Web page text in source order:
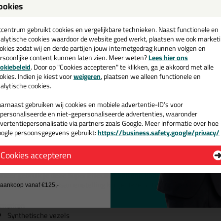
PRO Classic Allround
Classic Allround radiatorkwast van ANZA PRO is een ideale
een goede verfopnname en daardoor bereik je ook
extra lang handvat, wat er voor zorgt dat je eenvoudiger moeilijk
gebruik je deze Super Effective Softgrip Radiatorkwast?
de optimale vezelsamenstelling kun je deze radiatorkwast
Synthetische vezels
gebruikt cookies en vergelijkbare technieken. Naast functionele en
cookies waardoor de website goed werkt, plaatsen we ook
zodat wij en derde partijen jouw internetgedrag kunnen volgen en
content kunnen laten zien. Meer weten?Lees hier ons
. Door op "Cookies accepteren" te klikken, ga je akkoord met alle
Indien je kiest voorweigeren, plaatsen we alleen functionele en
cookies.
gebruiken wij cookies en mobiele advertentie-ID’s voor
en niet-gepersonaliseerde advertenties, waaronder
via partners zoals Google. Meer informatie over hoe
persoonsgegevens gebruikt:https://business.safety.google/privacy/
Cookies accepteren
💚
en ontvang een
€35,-bij je eerste bestelling!
de actiecode ›
geen cadeau
vanaf €125,-